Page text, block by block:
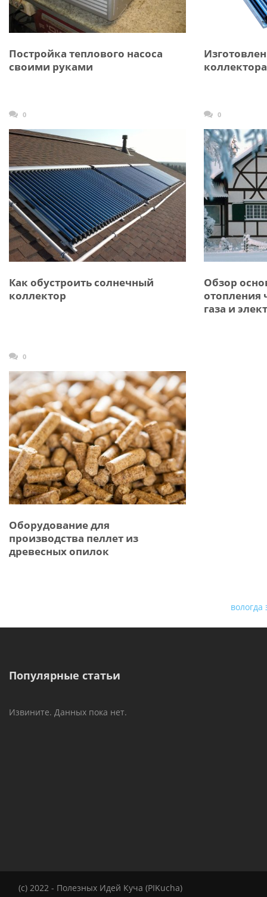
Постройка теплового насоса
своими руками
0
Как обустроить солнечный
коллектор
0
Обзор
отопления
газа и
0
Оборудование для
производства пеллет из
древесных опилок
вологда
Популярные статьи
Извините. Данных пока нет.
(c) 2022 - Полезных Идей Куча (PIKucha)